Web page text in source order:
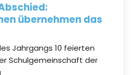
übernehmen das
Jahrgangs 10 feierten
Schulgemeinschaft der